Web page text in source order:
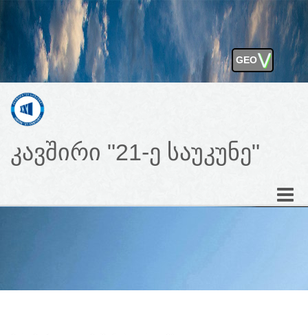
⋁
GEO
ENG
კავშირი "21-ე საუკუნე"
Toggle